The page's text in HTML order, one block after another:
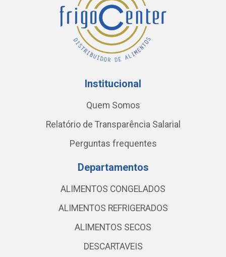
Institucional
Quem Somos
Relatório de Transparência Salarial
Perguntas frequentes
Departamentos
ALIMENTOS CONGELADOS
ALIMENTOS REFRIGERADOS
ALIMENTOS SECOS
DESCARTAVEIS